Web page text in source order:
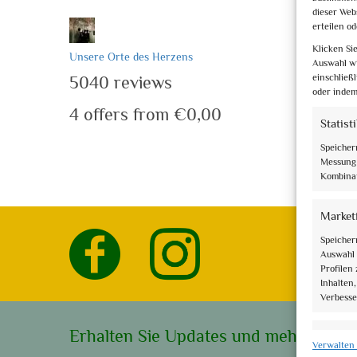
dieser
erteilen
Klicken
Auswahl
oder
Profilen
Verwalten
Unsere Orte des Herzens
5040 reviews
4 offers from €0,00
Borghi e
Erhalten Sie Updates und mehr